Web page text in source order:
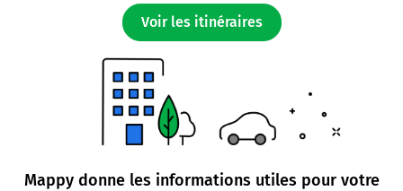
Voir les itinéraires
Mappy donne les informations utiles pour votre